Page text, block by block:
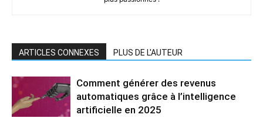
ARTICLES CONNEXES PLUS DE L'AUTEUR
Comment générer des revenus
automatiques grâce à l’intelligence
artificielle en 2025